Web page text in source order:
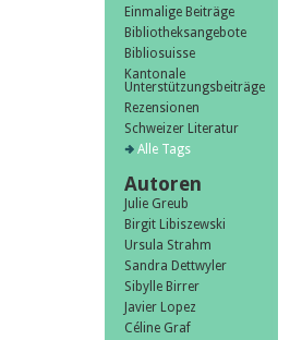
Einmalige Beiträge
Bibliotheksangebote
Bibliosuisse
Kantonale
Unterstützungsbeiträge
Rezensionen
Schweizer Literatur
Alle Tags
Autoren
Julie Greub
Birgit Libiszewski
Ursula Strahm
Sandra Dettwyler
Sibylle Birrer
Javier Lopez
Céline Graf